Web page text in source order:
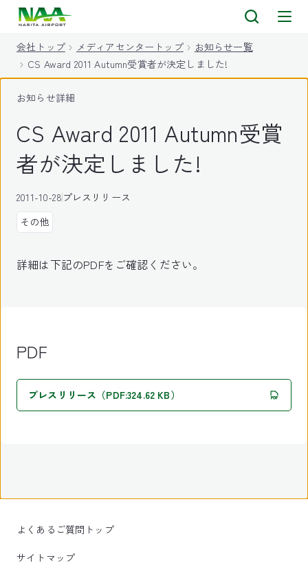
会社トップ メディアセンタートップ
お知らせ一覧
CS Award 2011 Autumn受賞者が決定しました!
お知らせ詳細
CS Award 2011 Autumn受賞
者が決定しました!
2011-10-28プレスリリース
その他
詳細は下記のPDFをご確認ください。
PDF
プレスリリース（PDF:324.62 KB）
よくあるご質問トップ
サイトマップ